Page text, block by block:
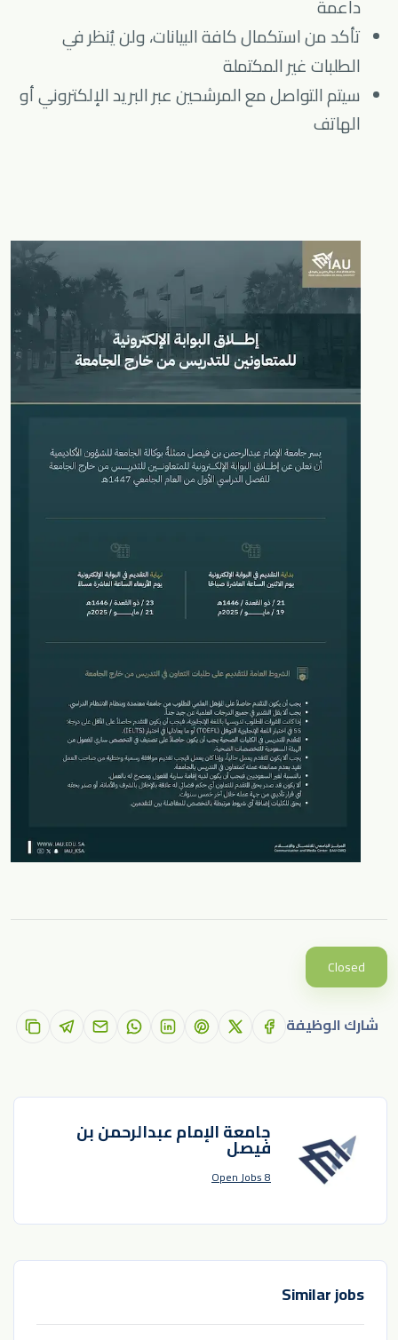
داعمة
تأكد من استكمال كافة البيانات، ولن يُنظر في
الطلبات غير المكتملة
سيتم التواصل مع المرشحين عبر البريد الإلكتروني أو
الهاتف
Closed
شارك الوظيفة
جامعة الإمام ﻋﺒﺪاﻟﺮﺣﻤﻦ ﺑﻦ
ﻓﻴﺼﻞ
8 Open Jobs
Similar jobs